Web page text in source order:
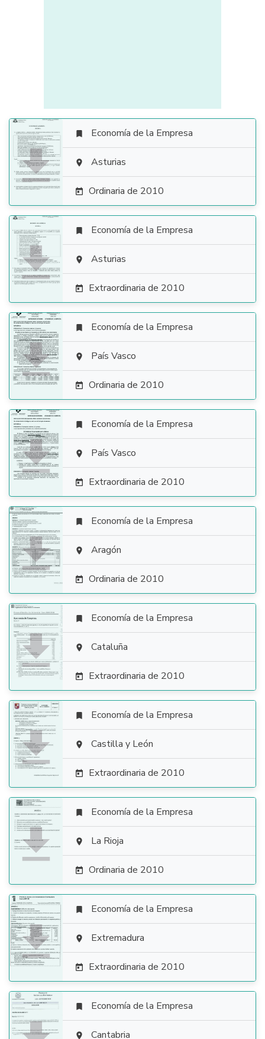

 Economía de la Empresa
 Asturias
 Ordinaria de 2010

 Economía de la Empresa
 Asturias
 Extraordinaria de 2010

 Economía de la Empresa
 País Vasco
 Ordinaria de 2010

 Economía de la Empresa
 País Vasco
 Extraordinaria de 2010

 Economía de la Empresa
 Aragón
 Ordinaria de 2010

 Economía de la Empresa
 Cataluña
 Extraordinaria de 2010

 Economía de la Empresa
 Castilla y León
 Extraordinaria de 2010

 Economía de la Empresa
 La Rioja
 Ordinaria de 2010

 Economía de la Empresa
 Extremadura
 Extraordinaria de 2010
 Economía de la Empresa
 Cantabria